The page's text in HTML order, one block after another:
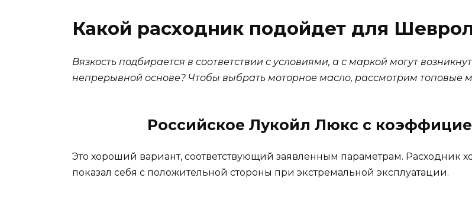
Какой расходник подойдет для
Вязкость подбирается в соответствии с условиями, а с маркой могут
непрерывной основе? Чтобы выбрать моторное масло, рассмотрим топовые
Российское Лукойл Люкс с
Это хороший вариант, соответствующий заявленным параметрам. Расходник
показал себя с положительной стороны при экстремальной эксплуатации.